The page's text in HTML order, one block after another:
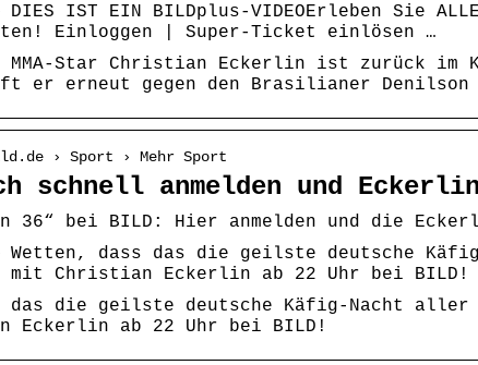
DIES IST EIN BILDplus-VIDEOErleben Sie
Einloggen | Super-Ticket einlösen …
MMA-Star Christian Eckerlin ist zurück im
er erneut gegen den Brasilianer Denilson
› Sport › Mehr Sport
schnell anmelden und
36“ bei BILD: Hier anmelden und die
Wetten, dass das die geilste deutsche
mit Christian Eckerlin ab 22 Uhr bei BILD!
das die geilste deutsche Käfig-Nacht
Eckerlin ab 22 Uhr bei BILD!